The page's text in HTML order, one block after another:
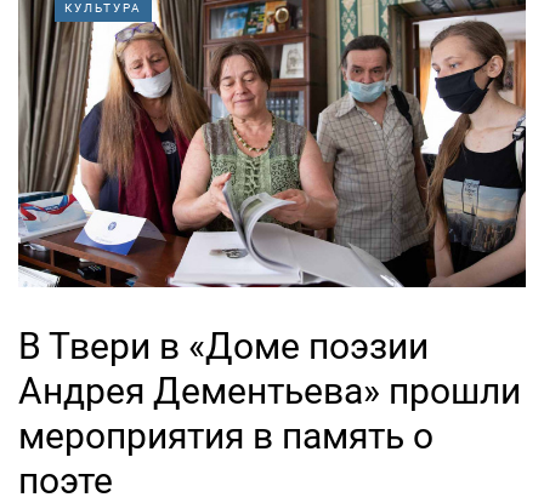
КУЛЬТУРА
В Твери в «Доме поэзии
Андрея Дементьева» прошли
мероприятия в память о
поэте